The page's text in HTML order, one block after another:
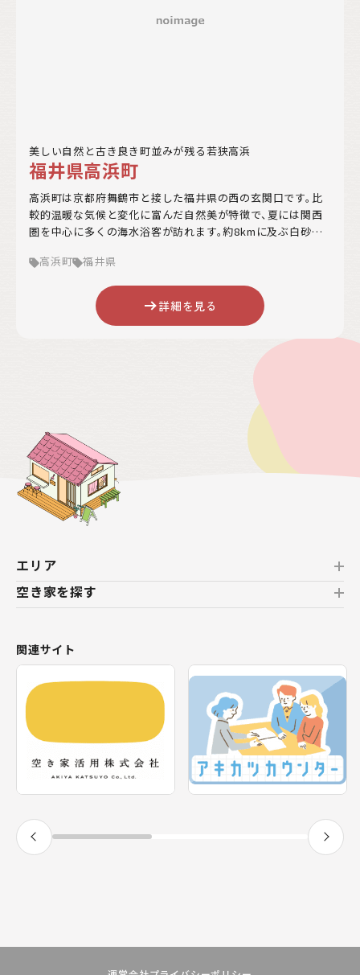
美しい自然と古き良き町並みが残る若狭高浜
福井県高浜町
高浜町は京都府舞鶴市と接した福井県の西の玄関口です。比
較的温暖な気候と変化に富んだ自然美が特徴で、夏には関西
圏を中心に多くの海水浴客が訪れます。約8kmに及ぶ白砂の
得した若狭和田ビーチをはじめ、8つの海水浴場があります。
ほかにも、日引の棚田、若狭富士と呼ばれる青葉山など、多く
の景勝地を誇ります。 若狭ふぐや若狭ぐじなどのブランド魚
をはじめ海の幸が豊富な若狭湾を中心に、豊かな食文化も形
のような自然豊かな海辺のまちです。 また、高浜町では「子育
てを今よりもっと幸せに子育てできる町を目指して！」をスロ
ーガンにこども家庭センターkurumu(くるむ)を中心に町ぐる
みで子育てサポートをしています。「知り合いのいない移住先
での子育てが不安」という移住者の方にとっても心強い味方
になっています。
高浜町 福井県
詳細を見る
エリア
北海道
東北
関東
神奈川県
甲信越・北陸
東海
静岡県
空き家を探す
新着の空き家
テーマから探す
エリアから探す
関連サイト